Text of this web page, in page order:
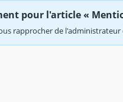
pour l'article «
rapprocher de